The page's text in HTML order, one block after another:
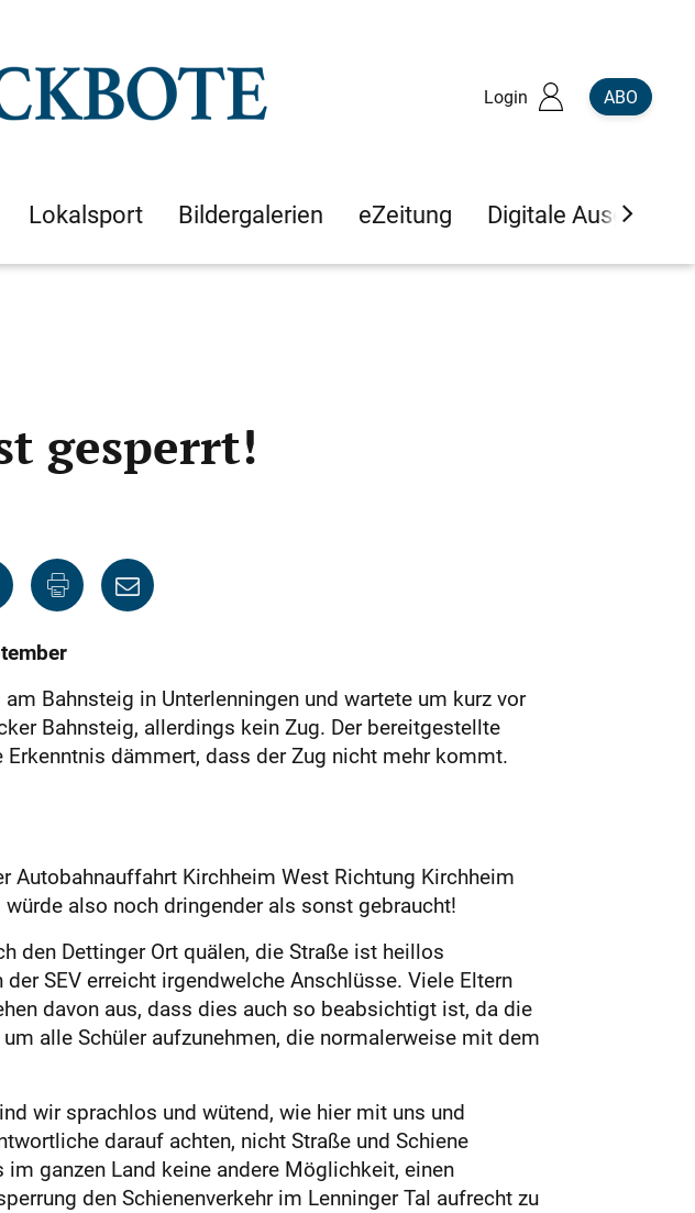
Login ABO
Lokalsport Bildergalerien eZeitung Digitale Ausgaben
gesperrt!
Bahnsteig in Unterlenningen und wartete um kurz vor
Bahnsteig, allerdings kein Zug. Der bereitgestellte
dämmert, dass der Zug nicht mehr kommt.
Autobahnauffahrt Kirchheim West Richtung Kirchheim
also noch dringender als sonst gebraucht!
den Dettinger Ort quälen, die Straße ist heillos
SEV erreicht irgendwelche Anschlüsse. Viele Eltern
davon aus, dass dies auch so beabsichtigt ist, da die
alle Schüler aufzunehmen, die normalerweise mit dem
wir sprachlos und wütend, wie hier mit uns und
darauf achten, nicht Straße und Schiene
ganzen Land keine andere Möglichkeit, einen
den Schienenverkehr im Lenninger Tal aufrecht zu